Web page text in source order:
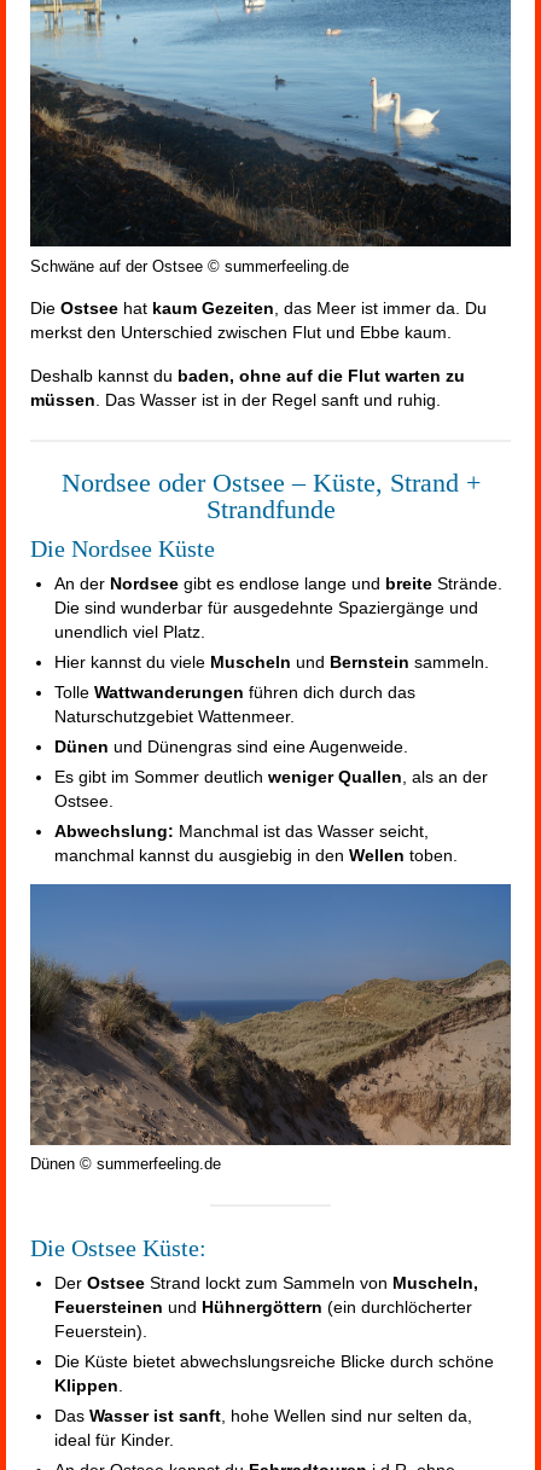
Schwäne auf der Ostsee © summerfeeling.de
Die Ostsee hat kaum Gezeiten , das Meer ist immer da. Du
merkst den Unterschied zwischen Flut und Ebbe kaum.
Deshalb kannst du baden, ohne auf die Flut warten zu
müssen . Das Wasser ist in der Regel sanft und ruhig.
Nordsee oder Ostsee – Küste, Strand +
Strandfunde
Die Nordsee Küste
An der Nordsee gibt es endlose lange und breite Strände.
Die sind wunderbar für ausgedehnte Spaziergänge und
unendlich viel Platz.
Hier kannst du viele Muscheln und Bernstein sammeln.
Tolle Wattwanderungen führen dich durch das
Naturschutzgebiet Wattenmeer.
Dünen und Dünengras sind eine Augenweide.
Es gibt im Sommer deutlich weniger Quallen , als an der
Ostsee.
Abwechslung: Manchmal ist das Wasser seicht,
manchmal kannst du ausgiebig in den Wellen toben.
Dünen © summerfeeling.de
Die Ostsee Küste:
Der Ostsee Strand lockt zum Sammeln von Muscheln,
Feuersteinen und Hühnergöttern (ein durchlöcherter
Feuerstein).
Die Küste bietet abwechslungsreiche Blicke durch schöne
Klippen.
Das Wasser ist sanft, hohe Wellen sind nur selten da,
ideal für Kinder.